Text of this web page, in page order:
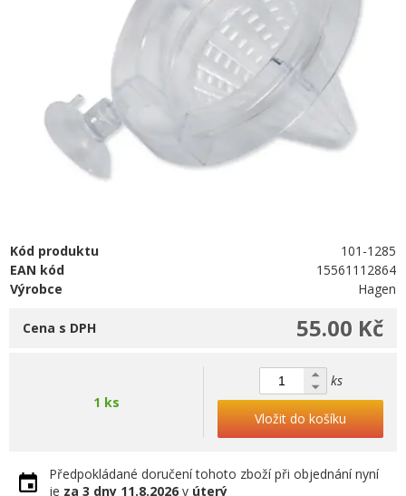
Kód produktu
101-1285
EAN kód
15561112864
Výrobce
Hagen
55.00 Kč
Cena s DPH
1 ks
ks
Vložit do košíku
Předpokládané doručení tohoto zboží při objednání nyní
je za 3 dny 11.8.2026 v úterý